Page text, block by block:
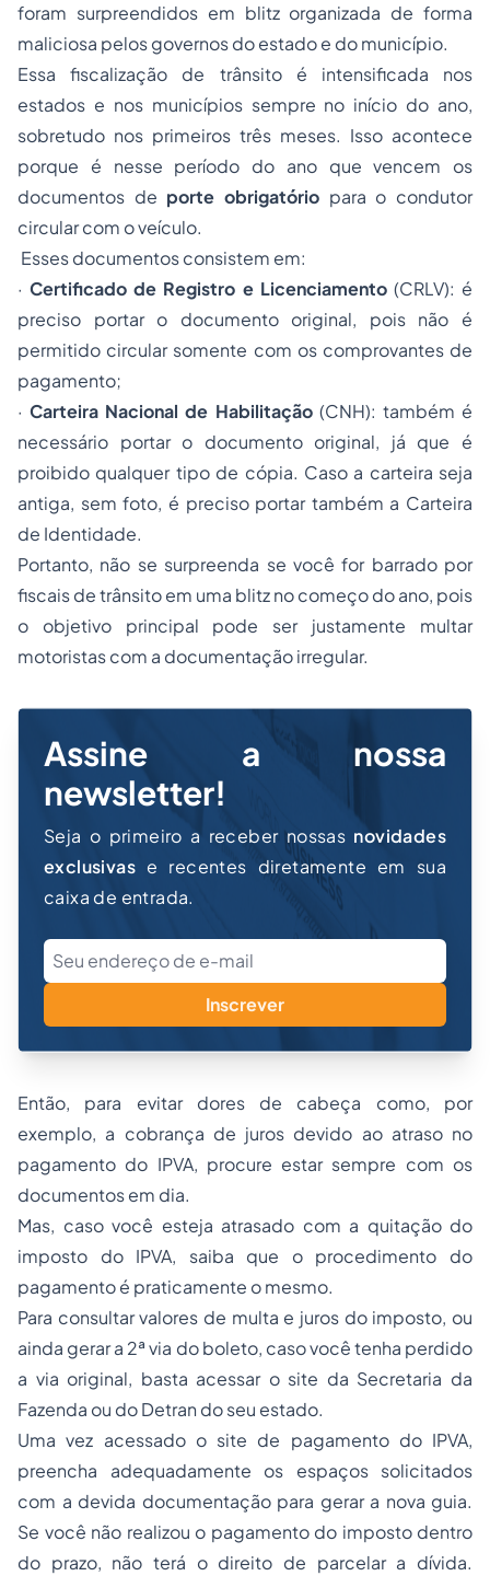
foram surpreendidos em blitz organizada de forma
maliciosa pelos governos do estado e do município.
Essa fiscalização de trânsito é intensificada nos
estados e nos municípios sempre no início do ano,
sobretudo nos primeiros três meses. Isso acontece
porque é nesse período do ano que vencem os
documentos de porte obrigatório para o condutor
circular com o veículo.
Esses documentos consistem em:
·Certificado de Registro e Licenciamento(CRLV): é
preciso portar o documento original, pois não é
permitido circular somente com os comprovantes de
pagamento;
·Carteira Nacional de Habilitação(CNH): também é
necessário portar o documento original, já que é
proibido qualquer tipo de cópia. Caso a carteira seja
antiga, sem foto, é preciso portar também a Carteira
de Identidade.
Portanto, não se surpreenda se você for barrado por
fiscais de trânsito em uma blitz no começo do ano, pois
o objetivo principal pode ser justamente multar
motoristas com a documentação irregular.
Assine a nossa
newsletter!
Seja o primeiro a receber nossas novidades
exclusivas e recentes diretamente em sua
caixa de entrada.
Inscrever
Então, para evitar dores de cabeça como, por
exemplo, a cobrança de juros devido ao atraso no
pagamento do IPVA, procure estar sempre com os
documentos em dia.
Mas, caso você esteja atrasado com a quitação do
imposto do IPVA, saiba que o procedimento do
pagamento é praticamente o mesmo.
Para consultar valores de multa e juros do imposto, ou
ainda gerar a 2ª via do boleto, caso você tenha perdido
a via original, basta acessar o site da Secretaria da
Fazenda ou do Detran do seu estado.
Uma vez acessado o site de pagamento do IPVA,
preencha adequadamente os espaços solicitados
com a devida documentação para gerar a nova guia.
Se você não realizou o pagamento do imposto dentro
do prazo, não terá o direito de parcelar a dívida.